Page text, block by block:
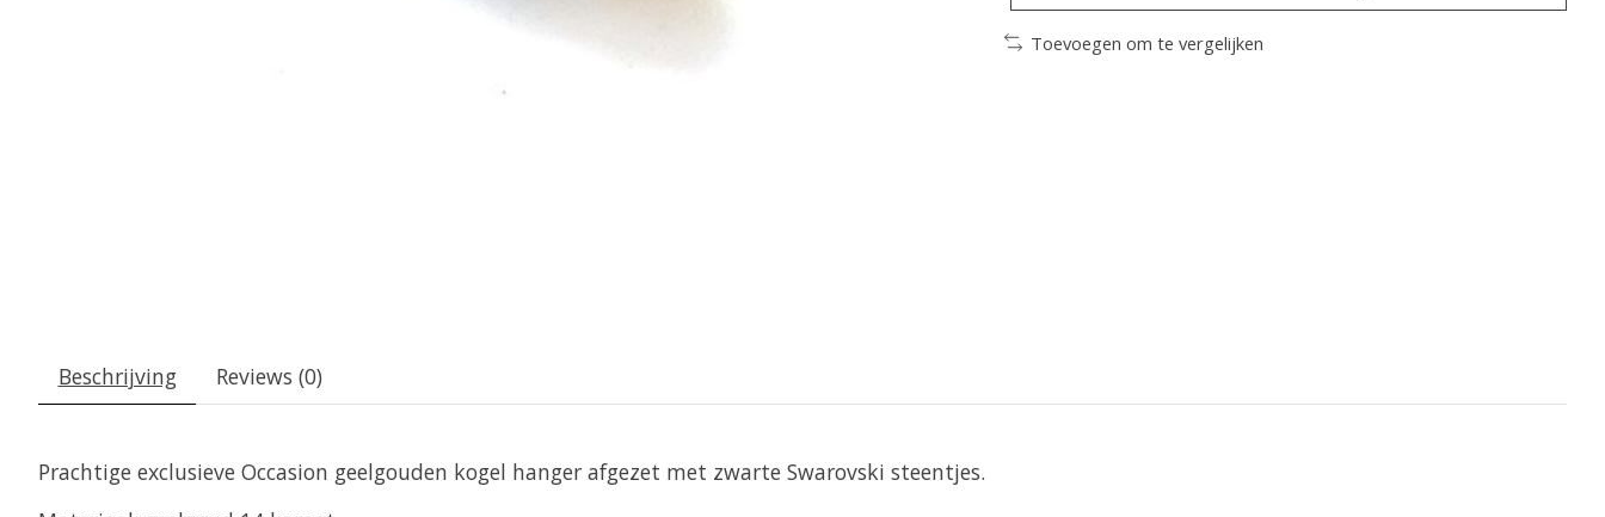
Toevoegen om te vergelijken
Beschrijving Reviews (0)
Prachtige exclusieve Occasion geelgouden kogel hanger afgezet met zwarte Swarovski steentjes.